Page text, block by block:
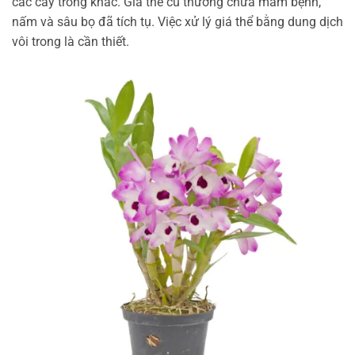
nấm và sâu bọ đã tích tụ. Việc xử lý giá thể bằng dung dịch
vôi trong là cần thiết.